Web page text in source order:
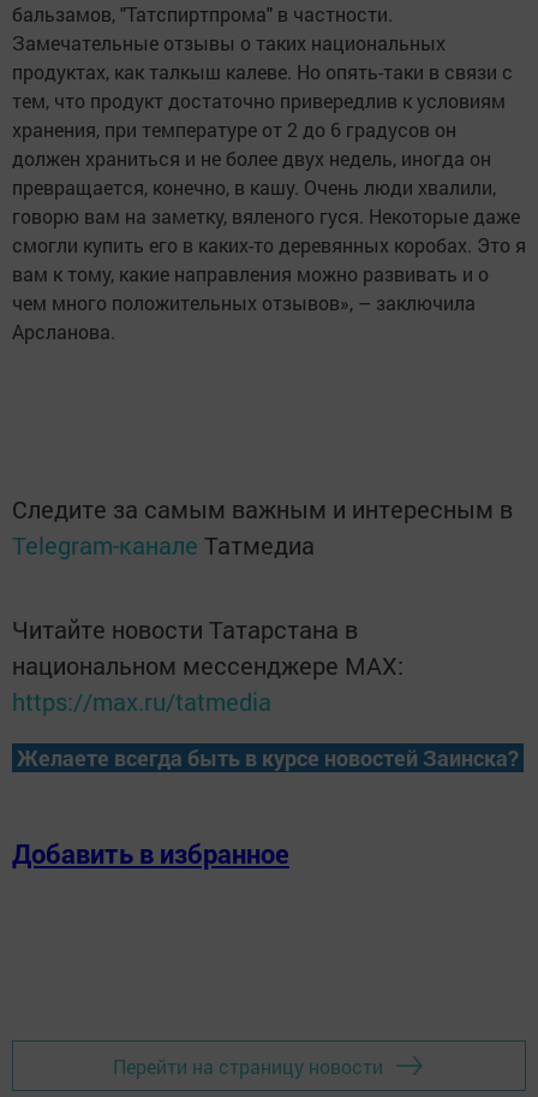
бальзамов, "Татспиртпрома" в частности.
Замечательные отзывы о таких национальных
продуктах, как талкыш калеве. Но опять-таки в связи с
тем, что продукт достаточно привередлив к условиям
хранения, при температуре от 2 до 6 градусов он
должен храниться и не более двух недель, иногда он
превращается, конечно, в кашу. Очень люди хвалили,
говорю вам на заметку, вяленого гуся. Некоторые даже
смогли купить его в каких-то деревянных коробах. Это я
вам к тому, какие направления можно развивать и о
чем много положительных отзывов», – заключила
Арсланова.
Следите за самым важным и интересным в
Telegram-канале Татмедиа
Читайте новости Татарстана в
национальном мессенджере MАХ:
https://max.ru/tatmedia
Желаете всегда быть в курсе новостей Заинска?
Добавить в избранное
Перейти на страницу новости